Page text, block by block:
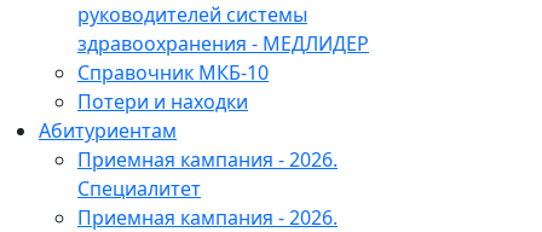
руководителей системы
здравоохранения - МЕДЛИДЕР
Справочник МКБ-10
Потери и находки
Абитуриентам
Приемная кампания - 2026.
Специалитет
Приемная кампания - 2026.